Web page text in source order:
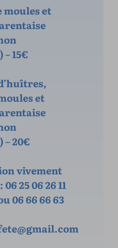
moules et
15€
et
– 20€
vivement
25 06 26 11
06 66 66 63